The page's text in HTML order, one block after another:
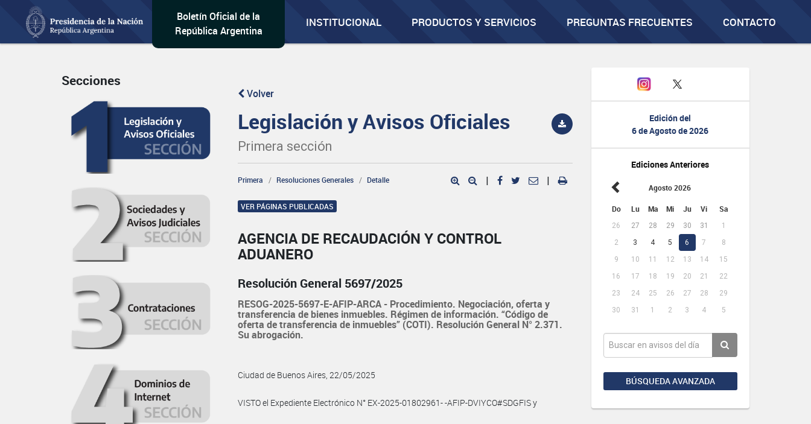
Boletín Oficial de la
República Argentina
INSTITUCIONAL PRODUCTOS Y SERVICIOS PREGUNTAS FRECUENTES CONTACTO
Edición del
6 de Agosto de 2026
Ediciones Anteriores
Agosto 2026
Do Lu Ma Mi Ju Vi Sa
26 27 28 29 30 31
1
2
3 4 5 6 7
8
9
10 11 12 13 14
15
16
17 18 19 20 21
22
23
24 25 26 27 28
29
30
31 1 2 3 4 5
BÚSQUEDA AVANZADA
Secciones
Volver
Legislación y Avisos Oficiales
Primera sección
Primera Resoluciones Generales Detalle | |
VER PÁGINAS PUBLICADAS
AGENCIA DE RECAUDACIÓN Y CONTROL
ADUANERO
Resolución General 5697/2025
RESOG-2025-5697-E-AFIP-ARCA - Procedimiento. Negociación, oferta y
transferencia de bienes inmuebles. Régimen de información. “Código de
oferta de transferencia de inmuebles” (COTI). Resolución General N° 2.371.
Su abrogación.
Ciudad de Buenos Aires, 22/05/2025
VISTO el Expediente Electrónico N° EX-2025-01802961- -AFIP-DVIYCO#SDGFIS y